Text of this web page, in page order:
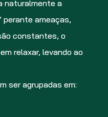
naturalmente a
perante ameaças,
constantes, o
relaxar, levando ao
ser agrupadas em: